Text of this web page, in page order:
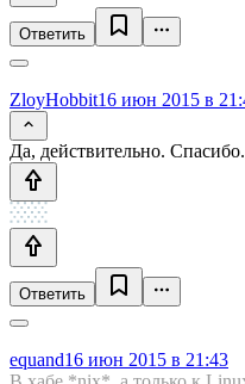
Ответить
ZloyHobbit16 июн 2015 в
Да, действительно. Спасибо.
Ответить
equand16 июн 2015 в 21:43